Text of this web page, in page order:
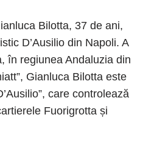
Bilotta, 37 de ani,
D’Ausilio din Napoli. A
în regiunea Andaluzia din
Gianluca Bilotta este
care controlează
Fuorigrotta și